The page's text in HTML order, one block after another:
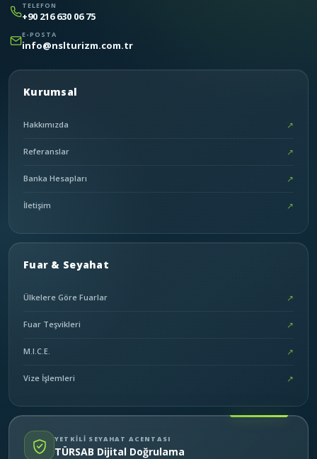
TELEFON
+90 216 630 06 75
E-POSTA
info@nslturizm.com.tr
Kurumsal
Hakkımızda ↗
Referanslar ↗
Banka Hesapları ↗
İletişim ↗
Fuar & Seyahat
Ülkelere Göre Fuarlar ↗
Fuar Teşvikleri ↗
M.I.C.E. ↗
Vize İşlemleri ↗
YETKİLİ SEYAHAT ACENTASI
TÜRSAB Dijital Doğrulama